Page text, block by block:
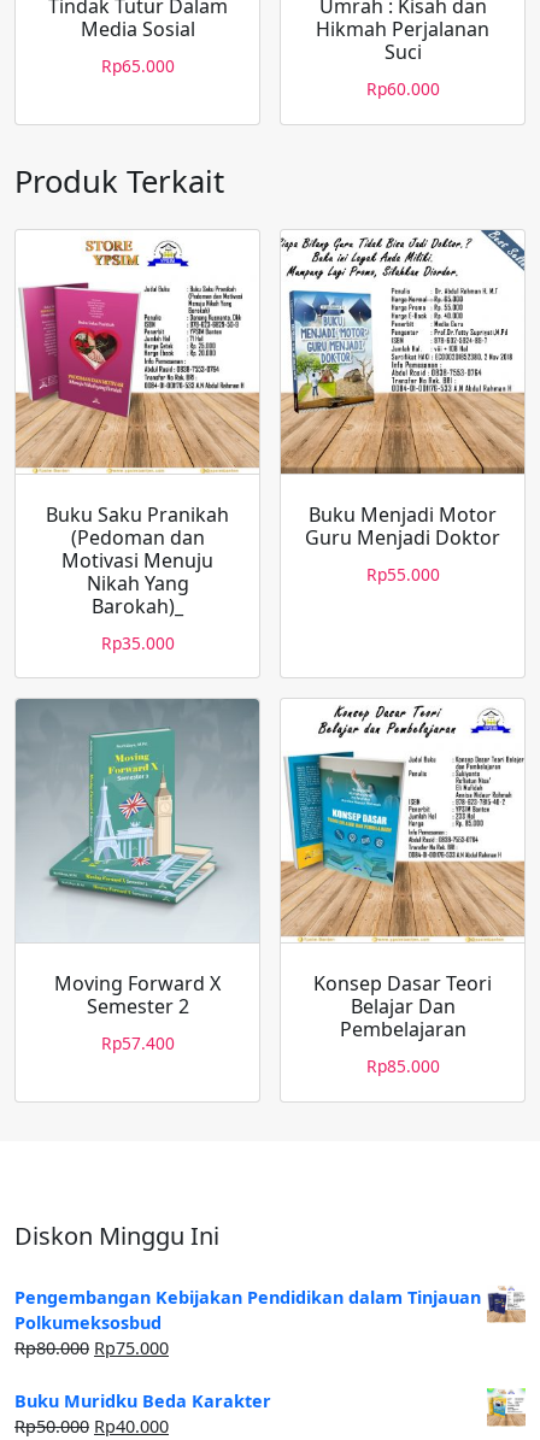
Tindak Tutur Dalam
Media Sosial
Rp65.000
Umrah : Kisah dan
Hikmah Perjalanan
Suci
Rp60.000
Produk Terkait
Buku Saku Pranikah
(Pedoman dan
Motivasi Menuju
Nikah Yang
Barokah)_
Rp35.000
Buku Menjadi Motor
Guru Menjadi Doktor
Rp55.000
Moving Forward X
Semester 2
Rp57.400
Konsep Dasar Teori
Belajar Dan
Pembelajaran
Rp85.000
Diskon Minggu Ini
Pengembangan Kebijakan Pendidikan dalam Tinjauan
Polkumeksosbud
Rp80.000 Rp75.000
Buku Muridku Beda Karakter
Rp50.000 Rp40.000